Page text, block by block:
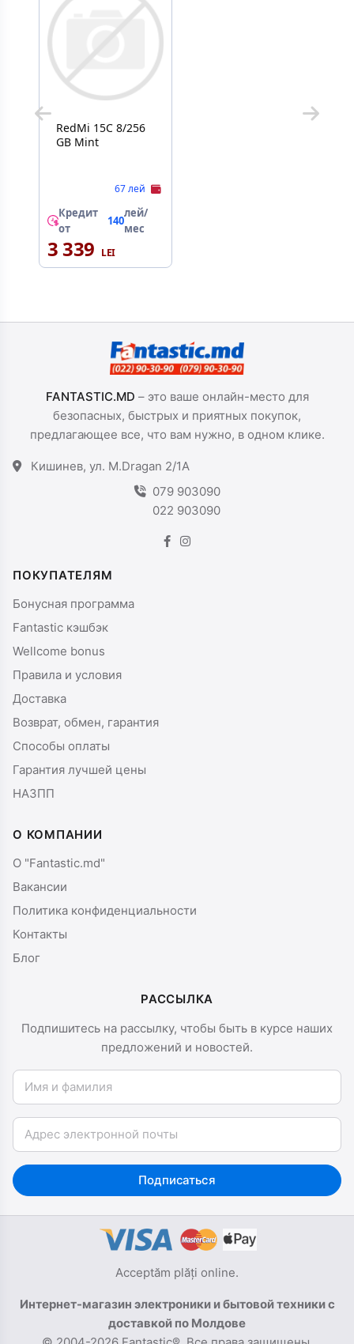
RedMi 15C 8/256
GB Mint
67 лей
Кредит
от
140
лей/
мес
3 339
FANTASTIC.MD – это ваше онлайн-место для
безопасных, быстрых и приятных покупок,
предлагающее все, что вам нужно, в одном клике.
Кишинев, ул. M.Dragan 2/1A
079 903090
022 903090
ПОКУПАТЕЛЯМ
Бонусная программа
Fantastic кэшбэк
Wellcome bonus
Правила и условия
Доставка
Возврат, обмен, гарантия
Способы оплаты
Гарантия лучшей цены
НАЗПП
О КОМПАНИИ
О "Fantastic.md"
Вакансии
Политика конфиденциальности
Контакты
Блог
РАССЫЛКА
Подпишитесь на рассылку, чтобы быть в курсе наших
предложений и новостей.
Имя и фамилия
Email
Подписаться
Acceptăm plăți online.
Интернет-магазин электроники и бытовой техники с
доставкой по Молдове